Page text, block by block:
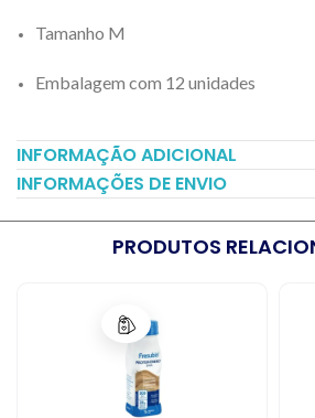
Tamanho M
Embalagem com 12 unidades
INFORMAÇÃO ADICIONAL
INFORMAÇÕES DE ENVIO
PRODUTOS